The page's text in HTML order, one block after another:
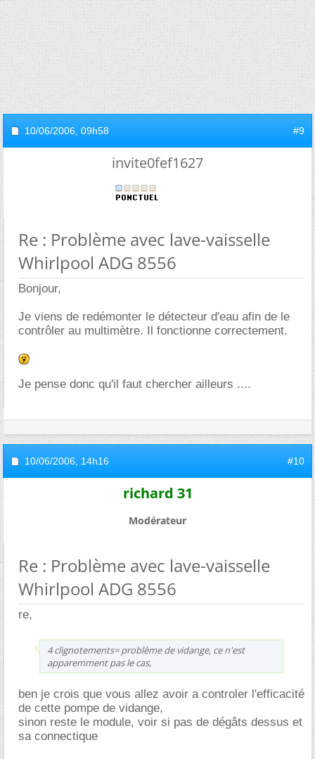
10/06/2006, 09h58 #9
invite0fef1627
Re : Problème avec lave-vaisselle
Whirlpool ADG 8556
Bonjour,
Je viens de redémonter le détecteur d'eau afin de le
contrôler au multimètre. Il fonctionne correctement.
Je pense donc qu'il faut chercher ailleurs ....
10/06/2006, 14h16 #10
richard 31
Modérateur
Re : Problème avec lave-vaisselle
Whirlpool ADG 8556
re,
4 clignotements= problème de vidange, ce n'est
apparemment pas le cas,
ben je crois que vous allez avoir a controler l'efficacité
de cette pompe de vidange,
sinon reste le module, voir si pas de dégâts dessus et
sa connectique